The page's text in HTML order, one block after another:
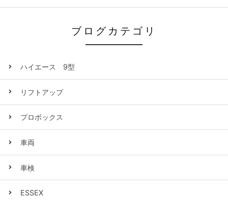
ブログカテゴリ
ハイエース 9型
リフトアップ
プロボックス
車両
車検
ESSEX